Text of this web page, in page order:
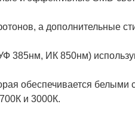
а дополнительные
ИК 850нм)
обеспечивается
и 3000К.